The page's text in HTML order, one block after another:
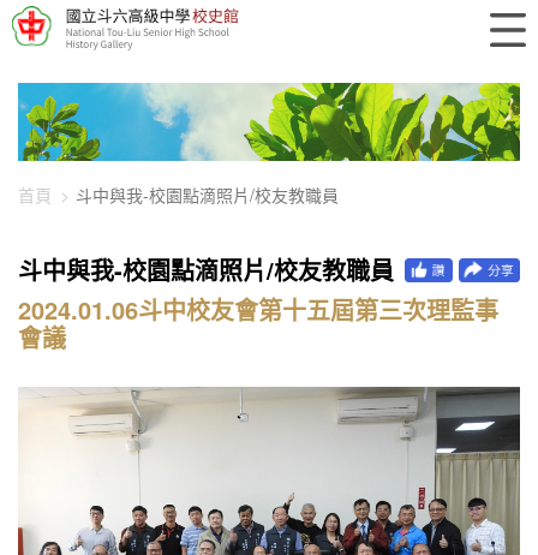
448-1884
首頁 斗中與我-校園點滴照片/校友教職員
斗中與我-校園點滴照片/校友教職員
2024.01.06斗中校友會第十五屆第三次理監事
會議